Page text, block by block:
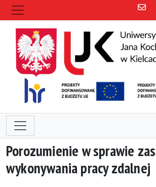
Porozumienie w sprawie
wykonywania pracy zdalnej